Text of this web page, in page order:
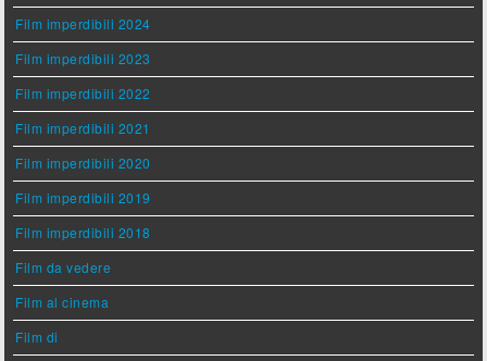
Film imperdibili 2024
Film imperdibili 2023
Film imperdibili 2022
Film imperdibili 2021
Film imperdibili 2020
Film imperdibili 2019
Film imperdibili 2018
Film da vedere
Film al cinema
Film di